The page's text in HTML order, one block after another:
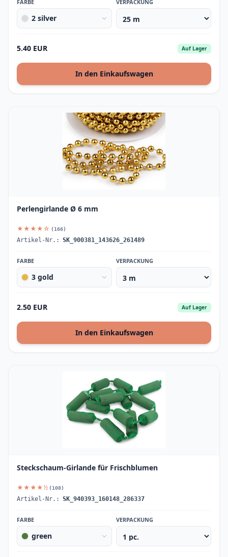
FARBE
2 silver
VERPACKUNG
5.40 EUR Auf Lager
In den Einkaufswagen
Perlengirlande Ø 6 mm
★★★★☆ (166)
Artikel-Nr.: SK_900381_143626_261489
FARBE
3 gold
VERPACKUNG
2.50 EUR Auf Lager
In den Einkaufswagen
Steckschaum-Girlande für Frischblumen
★★★★½ (108)
Artikel-Nr.: SK_940393_160148_286337
FARBE
green
VERPACKUNG